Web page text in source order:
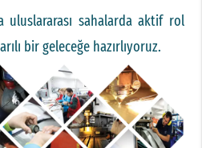
uluslararası sahalarda aktif rol
bir geleceğe hazırlıyoruz.